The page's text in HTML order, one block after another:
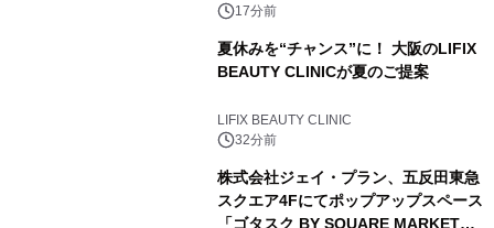
17分前
夏休みを“チャンス”に！ 大阪のLIFIX
BEAUTY CLINICが夏のご提案
LIFIX BEAUTY CLINIC
32分前
株式会社ジェイ・プラン、五反田東急
スクエア4Fにてポップアップスペース
「ゴタスク BY SQUARE MARKET」